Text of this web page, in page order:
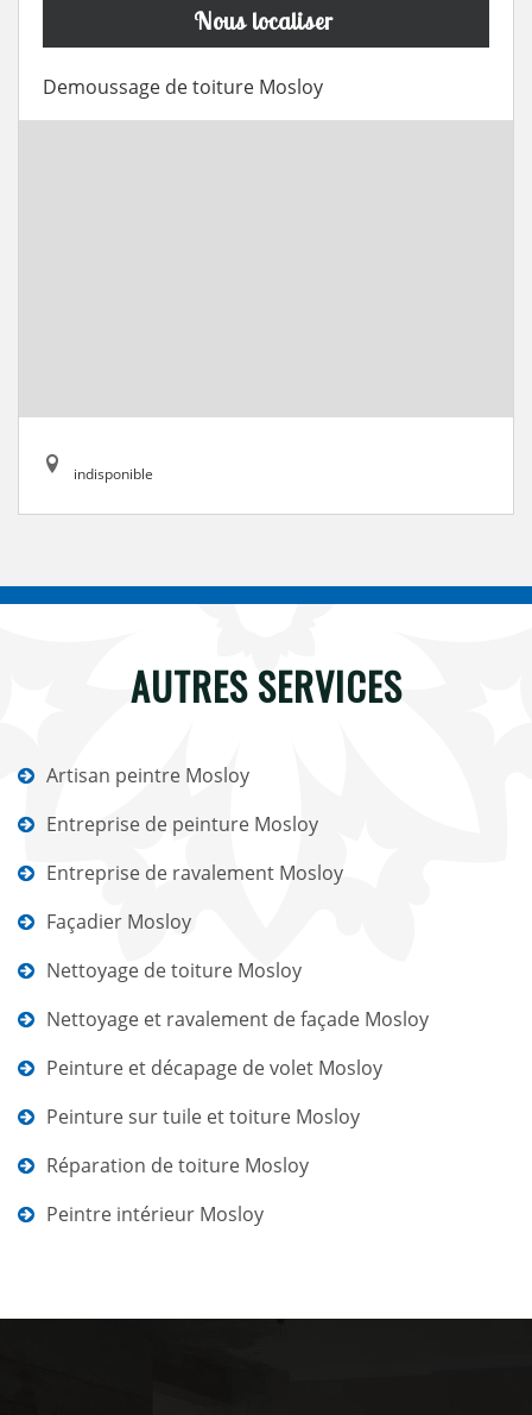
Nous localiser
Demoussage de toiture Mosloy
indisponible
AUTRES SERVICES
Artisan peintre Mosloy
Entreprise de peinture Mosloy
Entreprise de ravalement Mosloy
Façadier Mosloy
Nettoyage de toiture Mosloy
Nettoyage et ravalement de façade Mosloy
Peinture et décapage de volet Mosloy
Peinture sur tuile et toiture Mosloy
Réparation de toiture Mosloy
Peintre intérieur Mosloy